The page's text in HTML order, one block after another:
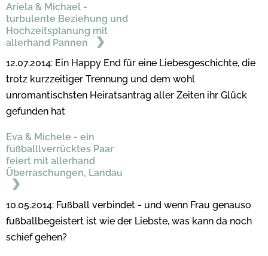
Ariela & Michael -
turbulente Beziehung und
Hochzeitsplanung mit
allerhand Pannen
12.07.2014: Ein Happy End für eine Liebesgeschichte, die
trotz kurzzeitiger Trennung und dem wohl
unromantischsten Heiratsantrag aller Zeiten ihr Glück
gefunden hat
Eva & Michele - ein
fußballlverrücktes Paar
feiert mit allerhand
Überraschungen, Landau
10.05.2014: Fußball verbindet - und wenn Frau genauso
fußballbegeistert ist wie der Liebste, was kann da noch
schief gehen?